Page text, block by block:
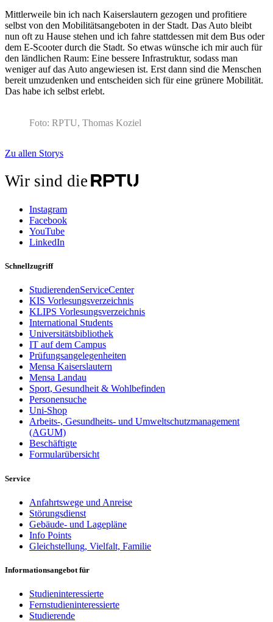
Mittlerweile bin ich nach Kaiserslautern gezogen und profitiere
selbst von den Mobilitätsangeboten in der Stadt. Das Auto bleibt
nun oft zu Hause stehen und ich fahre stattdessen mit dem Bus oder
dem E-Scooter durch die Stadt. So etwas wünsche ich mir auch für
den ländlichen Raum: Eine bessere Infrastruktur, sodass man
weniger auf das Auto angewiesen ist. Erst dann sind die Menschen
bereit umzudenken und entscheiden sich für eine grünere Mobilität.
Das habe ich selbst erlebt.
Foto: RPTU, Thomas Koziel
Zu allen Storys
Wir sind die
Instagram
Facebook
YouTube
LinkedIn
Schnellzugriff
StudierendenServiceCenter
KIS Vorlesungsverzeichnis
KLIPS Vorlesungsverzeichnis
International Students
Universitätsbibliothek
IT auf dem Campus
Prüfungsangelegenheiten
Mensa Kaiserslautern
Mensa Landau
Sport, Gesundheit & Wohlbefinden
Personensuche
Uni-Shop
Arbeits-, Gesundheits- und Umweltschutzmanagement
(AGUM)
Beschäftigte
Formularübersicht
Service
Anfahrtswege und Anreise
Störungsdienst
Gebäude- und Lagepläne
Info Points
Gleichstellung, Vielfalt, Familie
Informationsangebot für
Studieninteressierte
Fernstudieninteressierte
Studierende